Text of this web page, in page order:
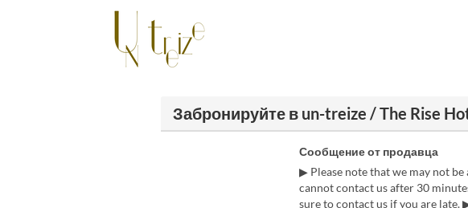
Забронируйте в un-treize / The Rise
Сообщение от продавца
▶ Please note that we may not
cannot contact us after 30
sure to contact us if you are late.